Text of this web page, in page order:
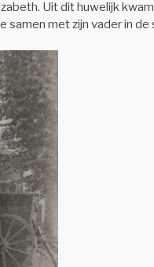
Uit dit huwelijk
samen met zijn vader in de